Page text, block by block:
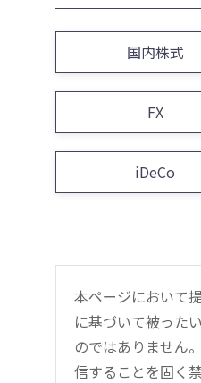
国内株式
FX
iDeCo
本ページにおいて
に基づいて被った
のではありません
信することを固く禁